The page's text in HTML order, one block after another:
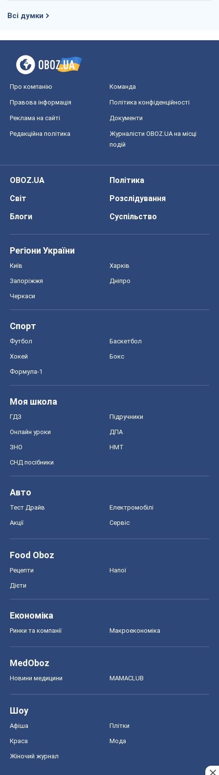
Всі думки
Про компанію Команда
Правова інформація Політика конфіденційності
Реклама на сайті Документи
Редакційна політика
Журналісти OBOZ.UA на місці
подій
OBOZ.UA
Політика
Світ
Розслідування
Блоги
Суспільство
Регіони України
Київ Харків
Запоріжжя Дніпро
Черкаси
Спорт
Футбол Баскетбол
Хокей Бокс
Формула-1
Моя школа
ГДЗ Підручники
Онлайн уроки ДПА
ЗНО НМТ
СНД посібники
Авто
Тест Драйв Електромобілі
Акції Сервіс
Food Oboz
Рецепти Напої
Дієти
Економіка
Ринки та компанії Макроекономіка
MedOboz
Новини медицини MAMACLUB
Шоу
Афіша Плітки
Краса Мода
Жіночий журнал